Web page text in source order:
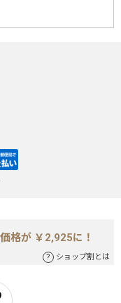
格が ￥2,925に！
ショップ割とは